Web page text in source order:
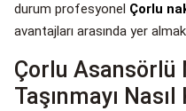
durum profesyonel Çorlu
avantajları arasında yer
Çorlu
Taşınmayı